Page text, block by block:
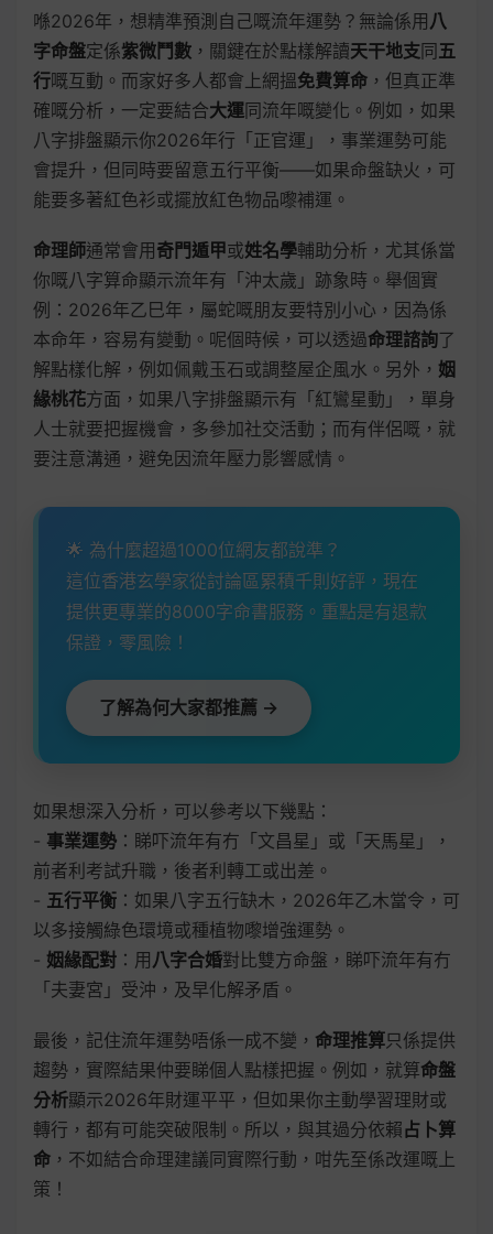
喺2026年，想精準預測自己嘅流年運勢？無論係用 八
字命盤定係紫微鬥數 ，關鍵在於點樣解讀天干地支同五
行嘅互動。而家好多人都會上網搵免費算命 ，但真正準
確嘅分析，一定要結合大運同流年嘅變化。例如，如果
八字排盤顯示你2026年行「正官運」，事業運勢可能
會提升，但同時要留意五行平衡——如果命盤缺火，可
能要多著紅色衫或擺放紅色物品嚟補運。
命理師通常會用奇門遁甲或姓名學輔助分析，尤其係當
你嘅八字算命顯示流年有「沖太歲」跡象時。舉個實
例：2026年乙巳年，屬蛇嘅朋友要特別小心，因為係
本命年，容易有變動。呢個時候，可以透過命理諮詢了
解點樣化解，例如佩戴玉石或調整屋企風水。另外， 姻
緣桃花方面，如果八字排盤顯示有「紅鸞星動」，單身
人士就要把握機會，多參加社交活動；而有伴侶嘅，就
要注意溝通，避免因流年壓力影響感情。
🌟 為什麼超過1000位網友都說準？
這位香港玄學家從討論區累積千則好評，現在
提供更專業的8000字命書服務。重點是有退款
保證，零風險！
了解為何大家都推薦 →
如果想深入分析，可以參考以下幾點：
- 事業運勢 ：睇吓流年有冇「文昌星」或「天馬星」，
前者利考試升職，後者利轉工或出差。
- 五行平衡 ：如果八字五行缺木，2026年乙木當令，可
以多接觸綠色環境或種植物嚟增強運勢。
- 姻緣配對 ：用 八字合婚對比雙方命盤，睇吓流年有冇
「夫妻宮」受沖，及早化解矛盾。
最後，記住流年運勢唔係一成不變， 命理推算只係提供
趨勢，實際結果仲要睇個人點樣把握。例如，就算命盤
分析顯示2026年財運平平，但如果你主動學習理財或
轉行，都有可能突破限制。所以，與其過分依賴占卜算
命 ，不如結合命理建議同實際行動，咁先至係改運嘅上
策！